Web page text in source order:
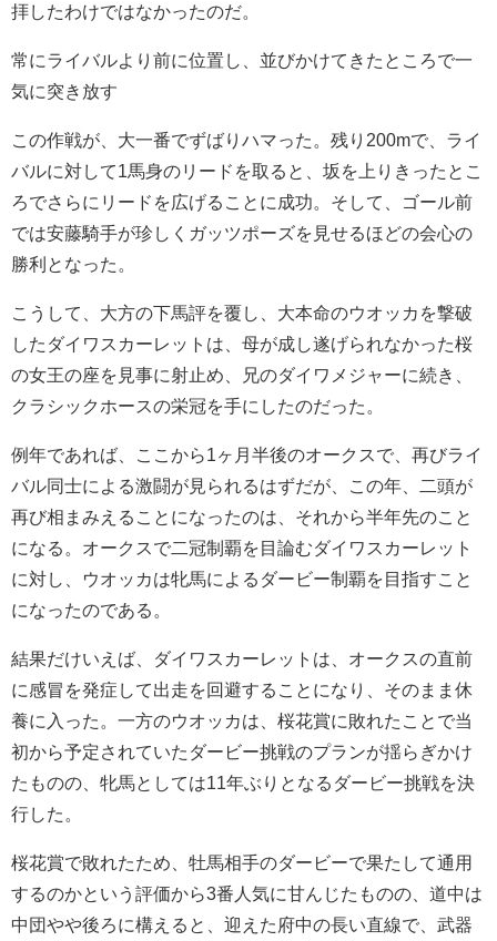
拝したわけではなかったのだ。
常にライバルより前に位置し、並びかけてきたところで一
気に突き放す
この作戦が、大一番でずばりハマった。残り200mで、ライ
バルに対して1馬身のリードを取ると、坂を上りきったとこ
ろでさらにリードを広げることに成功。そして、ゴール前
では安藤騎手が珍しくガッツポーズを見せるほどの会心の
勝利となった。
こうして、大方の下馬評を覆し、大本命のウオッカを撃破
したダイワスカーレットは、母が成し遂げられなかった桜
の女王の座を見事に射止め、兄のダイワメジャーに続き、
クラシックホースの栄冠を手にしたのだった。
例年であれば、ここから1ヶ月半後のオークスで、再びライ
バル同士による激闘が見られるはずだが、この年、二頭が
再び相まみえることになったのは、それから半年先のこと
になる。オークスで二冠制覇を目論むダイワスカーレット
に対し、ウオッカは牝馬によるダービー制覇を目指すこと
になったのである。
結果だけいえば、ダイワスカーレットは、オークスの直前
に感冒を発症して出走を回避することになり、そのまま休
養に入った。一方のウオッカは、桜花賞に敗れたことで当
初から予定されていたダービー挑戦のプランが揺らぎかけ
たものの、牝馬としては11年ぶりとなるダービー挑戦を決
行した。
桜花賞で敗れたため、牡馬相手のダービーで果たして通用
するのかという評価から3番人気に甘んじたものの、道中は
中団やや後ろに構えると、迎えた府中の長い直線で、武器